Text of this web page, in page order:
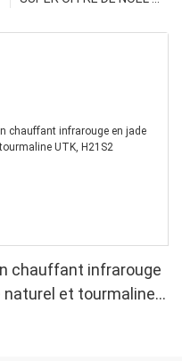
chauffant infrarouge
naturel et tourmaline